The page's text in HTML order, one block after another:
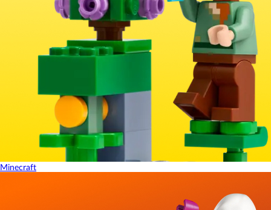
Minecraft